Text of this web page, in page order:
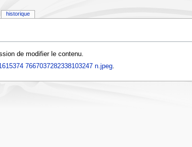
de modifier le contenu.
7667037282338103247 n.jpeg.
historique